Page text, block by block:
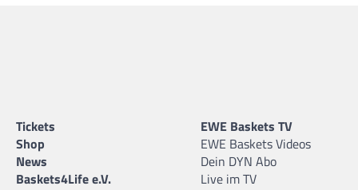
Tickets
Shop
News
Baskets4Life e.V.
EWE Baskets TV
EWE Baskets Videos
Dein DYN Abo
Live im TV